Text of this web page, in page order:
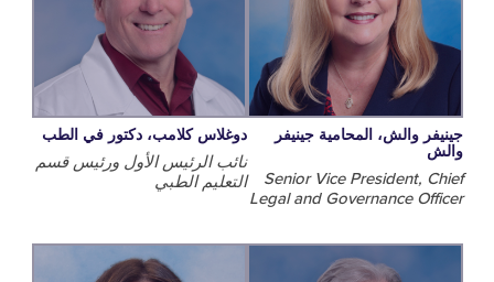
والش، المحامية جينيفر
Senior Vice
Legal and Governance
دوغلاس كلامب، دكتور في الطب
نائب الرئيس الأول ورئيس قسم
التعليم الطبي